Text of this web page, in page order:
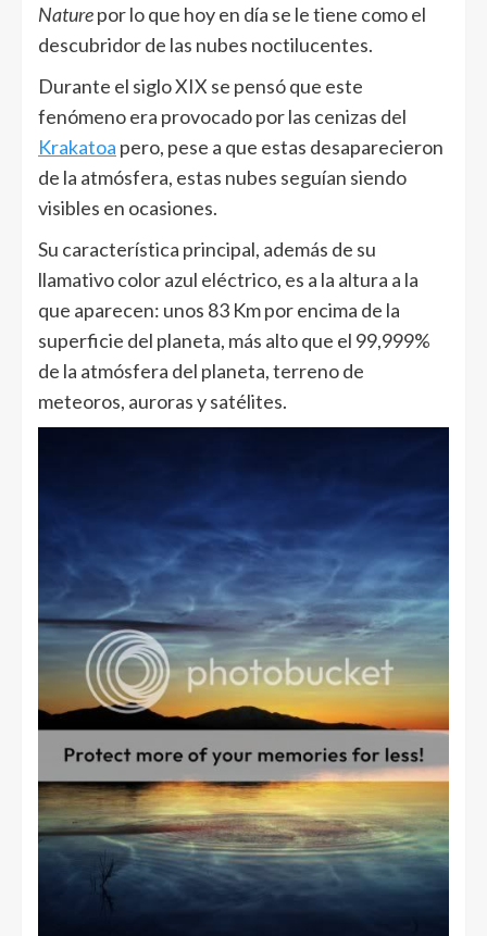
Naturepor lo que hoy en día se le tiene como el
descubridor de las nubes noctilucentes.
Durante el siglo XIX se pensó que este
fenómeno era provocado por las cenizas del
Krakatoa pero, pese a que estas desaparecieron
de la atmósfera, estas nubes seguían siendo
visibles en ocasiones.
Su característica principal, además de su
llamativo color azul eléctrico, es a la altura a la
que aparecen: unos 83 Km por encima de la
superficie del planeta, más alto que el 99,999%
de la atmósfera del planeta, terreno de
meteoros, auroras y satélites.